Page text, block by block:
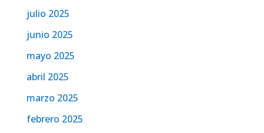
julio 2025
junio 2025
mayo 2025
abril 2025
marzo 2025
febrero 2025